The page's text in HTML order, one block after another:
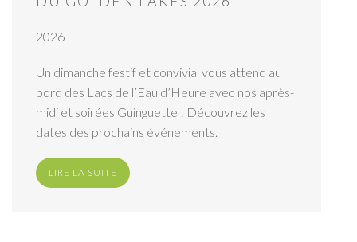
2026
Un dimanche festif et convivial vous attend au
bord des Lacs de l’Eau d’Heure avec nos après-
midi et soirées Guinguette ! Découvrez les
dates des prochains événements.
LIRE LA SUITE